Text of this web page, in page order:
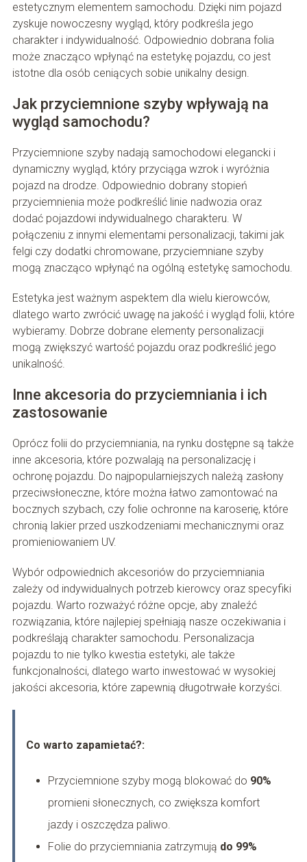
estetycznym elementem samochodu. Dzięki nim pojazd
zyskuje nowoczesny wygląd, który podkreśla jego
charakter i indywidualność. Odpowiednio dobrana folia
może znacząco wpłynąć na estetykę pojazdu, co jest
istotne dla osób ceniących sobie unikalny design.
Jak przyciemnione szyby wpływają na
wygląd samochodu?
Przyciemnione szyby nadają samochodowi elegancki i
dynamiczny wygląd, który przyciąga wzrok i wyróżnia
pojazd na drodze. Odpowiednio dobrany stopień
przyciemnienia może podkreślić linie nadwozia oraz
dodać pojazdowi indywidualnego charakteru. W
połączeniu z innymi elementami personalizacji, takimi jak
felgi czy dodatki chromowane, przyciemniane szyby
mogą znacząco wpłynąć na ogólną estetykę samochodu.
Estetyka jest ważnym aspektem dla wielu kierowców,
dlatego warto zwrócić uwagę na jakość i wygląd folii, które
wybieramy. Dobrze dobrane elementy personalizacji
mogą zwiększyć wartość pojazdu oraz podkreślić jego
unikalność.
Inne akcesoria do przyciemniania i ich
zastosowanie
Oprócz folii do przyciemniania, na rynku dostępne są także
inne akcesoria, które pozwalają na personalizację i
ochronę pojazdu. Do najpopularniejszych należą zasłony
przeciwsłoneczne, które można łatwo zamontować na
bocznych szybach, czy folie ochronne na karoserię, które
chronią lakier przed uszkodzeniami mechanicznymi oraz
promieniowaniem UV.
Wybór odpowiednich akcesoriów do przyciemniania
zależy od indywidualnych potrzeb kierowcy oraz specyfiki
pojazdu. Warto rozważyć różne opcje, aby znaleźć
rozwiązania, które najlepiej spełniają nasze oczekiwania i
podkreślają charakter samochodu. Personalizacja
pojazdu to nie tylko kwestia estetyki, ale także
funkcjonalności, dlatego warto inwestować w wysokiej
jakości akcesoria, które zapewnią długotrwałe korzyści.
Co warto zapamietać?:
Przyciemnione szyby mogą blokować do 90%
promieni słonecznych, co zwiększa komfort
jazdy i oszczędza paliwo.
Folie do przyciemniania zatrzymują do 99%